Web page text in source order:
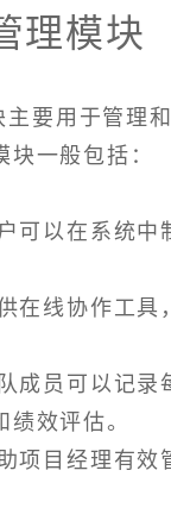
理模块
主要用于管理
一般包括：
可以在系统中
在线协作工具
成员可以记录
效评估。
项目经理有效